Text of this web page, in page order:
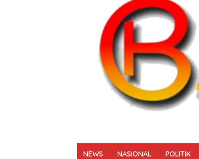
NEWS NASIONAL POLITIK